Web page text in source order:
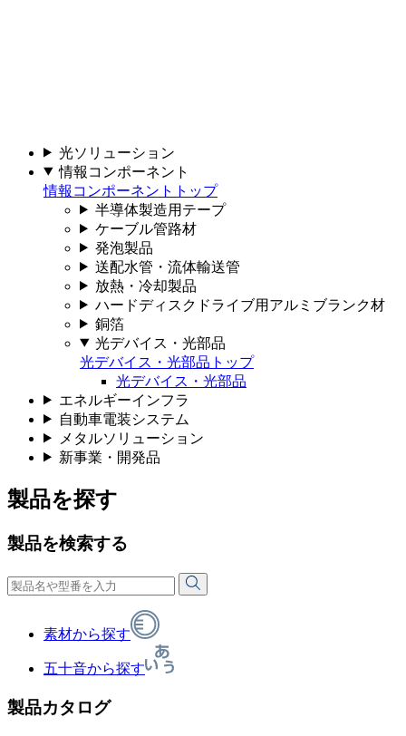
光ソリューション
情報コンポーネント
情報コンポーネントトップ
半導体製造用テープ
ケーブル管路材
発泡製品
送配水管・流体輸送管
放熱・冷却製品
ハードディスクドライブ用アルミブランク材
銅箔
光デバイス・光部品
光デバイス・光部品トップ
光デバイス・光部品
エネルギーインフラ
自動車電装システム
メタルソリューション
新事業・開発品
製品を探す
製品を検索する
素材から探す
五十音から探す
製品カタログ